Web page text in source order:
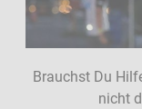
Brauchst Du
nicht